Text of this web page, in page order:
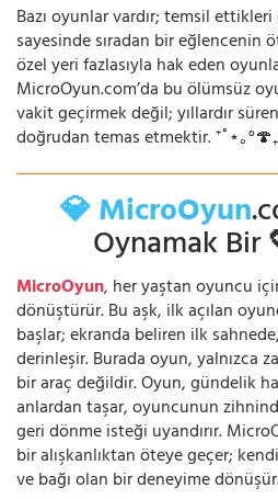
Bazı oyunlar vardır; temsil ettikleri
sayesinde sıradan bir eğlencenin
özel yeri fazlasıyla hak eden
MicroOyun.com’da bu ölümsüz
vakit geçirmek değil; yıllardır
doğrudan temas etmektir. ⁺˚⋆｡°🍄₊
💎 MicroOyun
Oynamak Bir
MicroOyun, her yaştan oyuncu
dönüştürür. Bu aşk, ilk açılan
başlar; ekranda beliren ilk
derinleşir. Burada oyun, yalnızca
bir araç değildir. Oyun, gündelik
anlardan taşar, oyuncunun
geri dönme isteği uyandırır.
bir alışkanlıktan öteye geçer;
ve bağı olan bir deneyime